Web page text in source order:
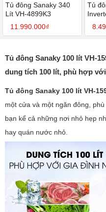
Tủ đông Sanaky 340
Lít VH-4899K3
11.990.000₫
Tủ
Tủ đông Sanaky 100 lít VH-
dung tích 100 lít, phù hợp
Tủ đông Sanaky 100 lít VH-
một cửa và một ngăn đông,
bạn kể cả những nơi nhỏ hẹp
hay quán nước nhỏ.